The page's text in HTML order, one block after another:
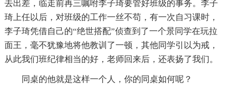
去出差，临走前再三嘱咐李子琦要管好班级的事务。李子
琦上任以后，对班级的工作一丝不苟，有一次自习课时，
李子琦凭借自己的“绝世搭配”侦查到了一个景同学在玩拉
面王，毫不犹豫地将他教训了一顿，其他同学引以为戒，
从此我们班纪律相当的好，老师回来后，还表扬了我们。
同桌的他就是这样一个人，你的同桌如何呢？